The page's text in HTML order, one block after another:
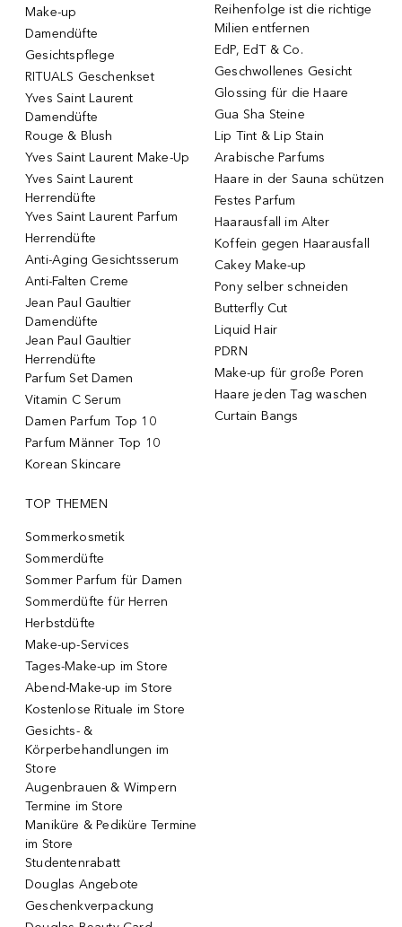
Make-up
Damendüfte
Gesichtspflege
RITUALS Geschenkset
Yves Saint Laurent
Damendüfte
Rouge & Blush
Yves Saint Laurent Make-Up
Yves Saint Laurent
Herrendüfte
Yves Saint Laurent Parfum
Herrendüfte
Anti-Aging Gesichtsserum
Anti-Falten Creme
Jean Paul Gaultier
Damendüfte
Jean Paul Gaultier
Herrendüfte
Parfum Set Damen
Vitamin C Serum
Damen Parfum Top 10
Parfum Männer Top 10
Korean Skincare
Reihenfolge ist die richtige
Milien entfernen
EdP, EdT & Co.
Geschwollenes Gesicht
Glossing für die Haare
Gua Sha Steine
Lip Tint & Lip Stain
Arabische Parfums
Haare in der Sauna schützen
Festes Parfum
Haarausfall im Alter
Koffein gegen Haarausfall
Cakey Make-up
Pony selber schneiden
Butterfly Cut
Liquid Hair
PDRN
Make-up für große Poren
Haare jeden Tag waschen
Curtain Bangs
TOP THEMEN
Sommerkosmetik
Sommerdüfte
Sommer Parfum für Damen
Sommerdüfte für Herren
Herbstdüfte
Make-up-Services
Tages-Make-up im Store
Abend-Make-up im Store
Kostenlose Rituale im Store
Gesichts- &
Körperbehandlungen im
Store
Augenbrauen & Wimpern
Termine im Store
Maniküre & Pediküre Termine
im Store
Studentenrabatt
Douglas Angebote
Geschenkverpackung